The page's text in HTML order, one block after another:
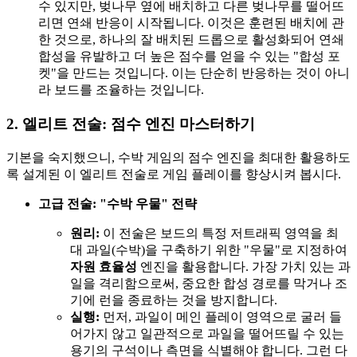
수 있지만, 벚나무 옆에 배치하고 다른 벚나무를 떨어뜨
리면 연쇄 반응이 시작됩니다. 이것은 훈련된 배치에 관
한 것으로, 하나의 잘 배치된 드롭으로 활성화되어 연쇄
합성을 유발하고 더 높은 점수를 얻을 수 있는 "합성 포
켓"을 만드는 것입니다. 이는 단순히 반응하는 것이 아니
라 보드를 조율하는 것입니다.
2. 엘리트 전술: 점수 엔진 마스터하기
기본을 숙지했으니, 수박 게임의 점수 엔진을 최대한 활용하도
록 설계된 이 엘리트 전술로 게임 플레이를 향상시켜 봅시다.
고급 전술: "수박 우물" 전략
원리: 이 전술은 보드의 특정 저트래픽 영역을 최
대 과일(수박)을 구축하기 위한 "우물"로 지정하여
자원 효율성 엔진을 활용합니다. 가장 가치 있는 과
일을 격리함으로써, 중요한 합성 경로를 막거나 조
기에 런을 종료하는 것을 방지합니다.
실행: 먼저, 과일이 메인 플레이 영역으로 굴러 들
어가지 않고 일관적으로 과일을 떨어뜨릴 수 있는
용기의 구석이나 측면을 식별해야 합니다. 그런 다